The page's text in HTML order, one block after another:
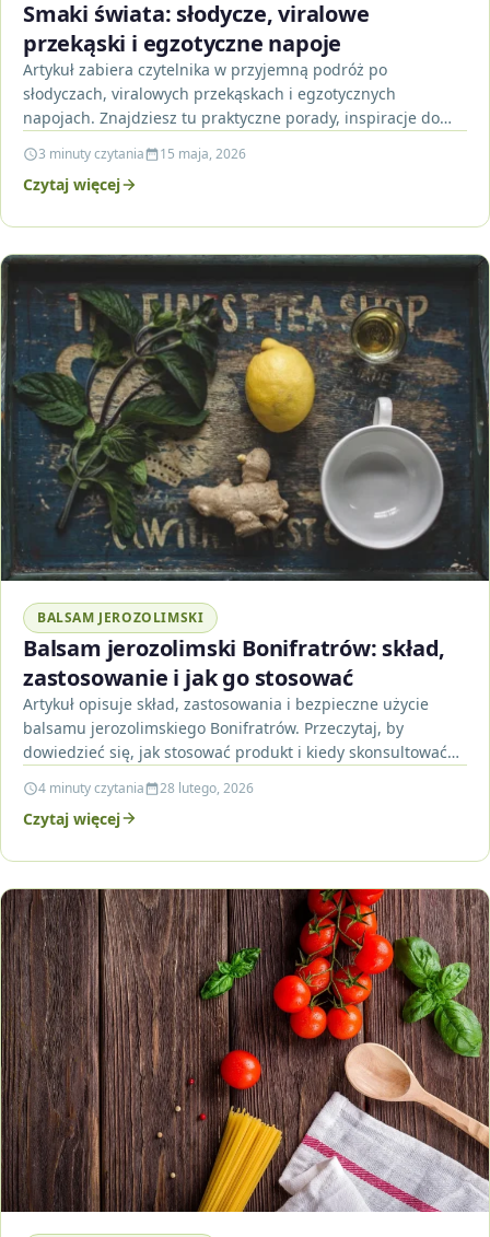
Smaki świata: słodycze, viralowe
przekąski i egzotyczne napoje
Artykuł zabiera czytelnika w przyjemną podróż po
słodyczach, viralowych przekąskach i egzotycznych
napojach. Znajdziesz tu praktyczne porady, inspiracje do
3 minuty czytania 15 maja, 2026
Czytaj więcej
BALSAM JEROZOLIMSKI
Balsam jerozolimski Bonifratrów: skład,
zastosowanie i jak go stosować
Artykuł opisuje skład, zastosowania i bezpieczne użycie
balsamu jerozolimskiego Bonifratrów. Przeczytaj, by
dowiedzieć się, jak stosować produkt i kiedy skonsultować
4 minuty czytania 28 lutego, 2026
Czytaj więcej